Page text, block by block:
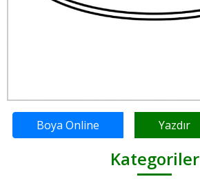
Boya Online Yazdır
Kategoriler